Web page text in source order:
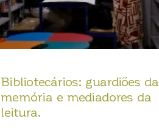
Bibliotecários: guardiões da
memória e mediadores da
leitura.